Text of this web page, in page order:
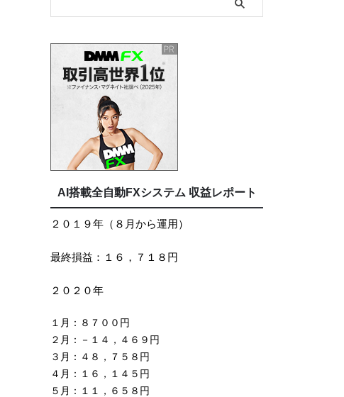
AI搭載全自動FXシステム 収益レポート
２０１９年（８月から運用）
最終損益：１６，７１８円
２０２０年
１月：８７００円
２月：－１４，４６９円
３月：４８，７５８円
４月：１６，１４５円
５月：１１，６５８円